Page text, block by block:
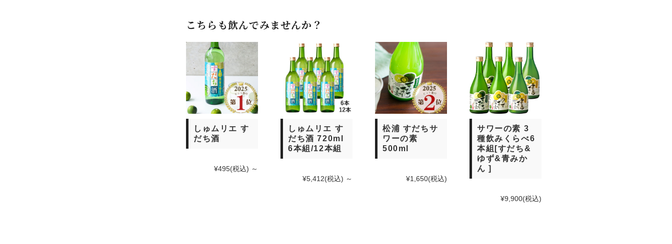
こちらも飲んでみませんか？
しゅムリエ す
だち酒
¥495(税込) ～
しゅムリエ す
だち酒 720ml
6本組/12本組
¥5,412(税込) ～
松浦 すだちサ
ワーの素
500ml
¥1,650(税込)
サワーの素 3
種飲みくらべ6
本組[すだち&
ゆず&青みか
ん ]
¥9,900(税込)